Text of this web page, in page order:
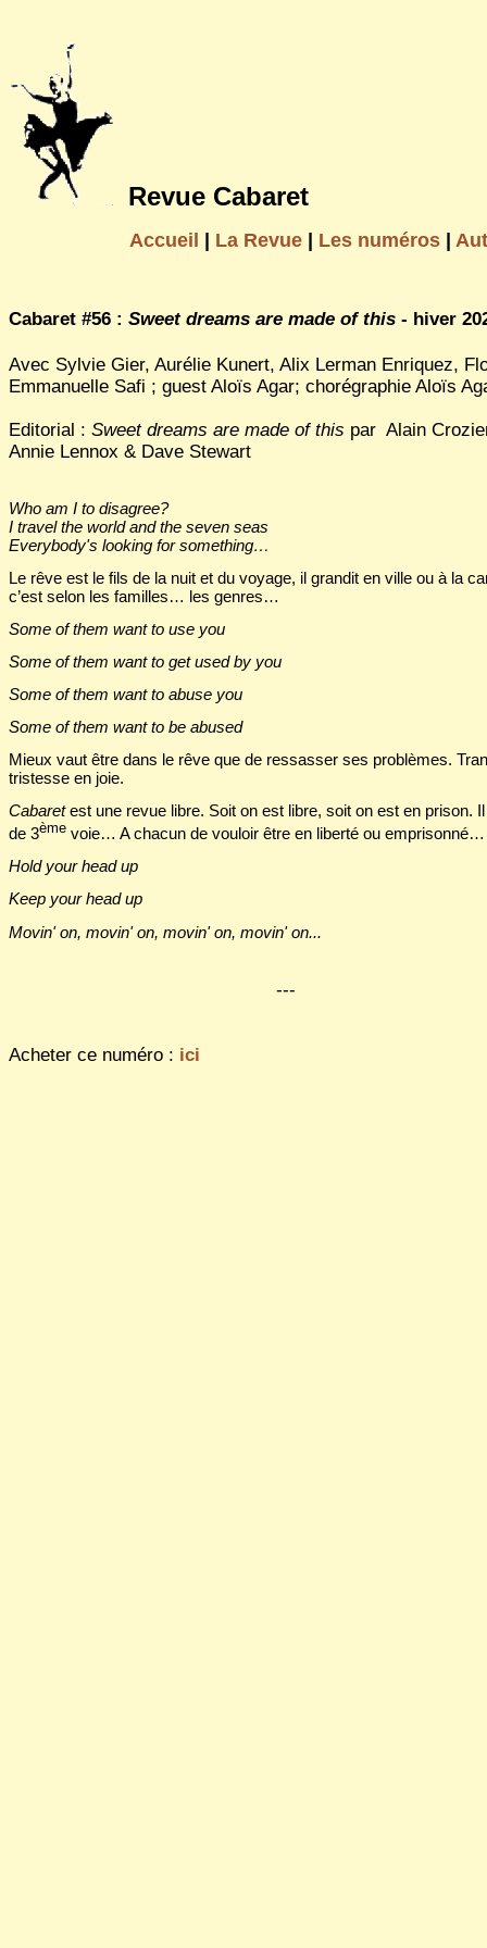
Revue Cabaret
Accueil La Revue Les numéros
Cabaret #56 : Sweet dreams are made of this - hiver
Avec Sylvie Gier, Aurélie Kunert, Alix Lerman Enriquez,
Emmanuelle Safi ; guest Aloïs Agar; chorégraphie Aloïs
Editorial : Sweet dreams are made of this par Alain
Annie Lennox & Dave Stewart
Who am I to disagree?
I travel the world and the seven seas
Everybody's looking for something…
Le rêve est le fils de la nuit et du voyage, il grandit en ville ou à la
c’est selon les familles… les genres…
Some of them want to use you
Some of them want to get used by you
Some of them want to abuse you
Some of them want to be abused
Mieux vaut être dans le rêve que de ressasser ses problèmes.
tristesse en joie.
Cabaretest une revue libre. Soit on est libre, soit on est en prison. Il
de 3ème voie… A chacun de vouloir être en liberté ou emprisonné…
Hold your head up
Keep your head up
Movin' on, movin' on, movin' on, movin' on...
---
Acheter ce numéro : ici